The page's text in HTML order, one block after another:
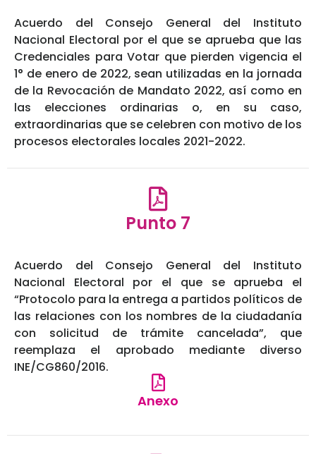
Acuerdo del Consejo General del Instituto
Nacional Electoral por el que se aprueba que las
Credenciales para Votar que pierden vigencia el
1° de enero de 2022, sean utilizadas en la jornada
de la Revocación de Mandato 2022, así como en
las elecciones ordinarias o, en su caso,
extraordinarias que se celebren con motivo de los
procesos electorales locales 2021-2022.
Punto 7
Acuerdo del Consejo General del Instituto
Nacional Electoral por el que se aprueba el
“Protocolo para la entrega a partidos políticos de
las relaciones con los nombres de la ciudadanía
con solicitud de trámite cancelada”, que
reemplaza el aprobado mediante diverso
INE/CG860/2016.
Anexo